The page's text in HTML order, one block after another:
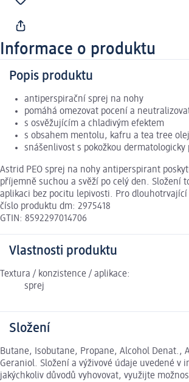
Informace o produktu
Popis produktu
antiperspirační sprej na nohy
pomáhá omezovat pocení a
s osvěžujícím a chladivým efektem
s obsahem mentolu, kafru a tea tree
snášenlivost s pokožkou dermatologicky
Astrid PEO sprej na nohy antiperspirant
příjemně suchou a svěží po celý den.
aplikaci bez pocitu lepivosti. Pro
číslo produktu dm: 2975418
GTIN: 8592297014706
Vlastnosti produktu
Textura / konzistence / aplikace:
sprej
Složení
Butane, Isobutane, Propane, Alcohol
Geraniol. Složení a výživové údaje uvedené v
jakýchkoliv důvodů vyhovovat, využijte